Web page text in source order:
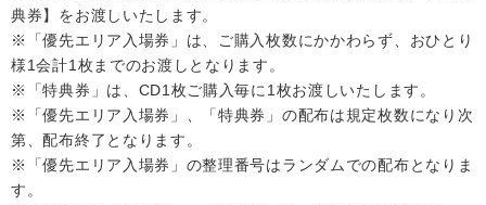
典券】をお渡しいたします。
※「優先エリア入場券」は、ご購入枚数にかかわらず、おひとり
様1会計1枚までのお渡しとなります。
※「特典券」は、CD1枚ご購入毎に1枚お渡しいたします。
※「優先エリア入場券」、「特典券」の配布は規定枚数になり次
第、配布終了となります。
※「優先エリア入場券」の整理番号はランダムでの配布となりま
す。